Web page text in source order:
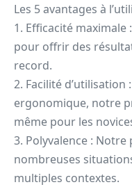
Les 5 avantages à
1. Efficacité
pour offrir des
record.
2. Facilité d’utilisation
ergonomique, notre
même pour les
3. Polyvalence :
nombreuses
multiples contextes.